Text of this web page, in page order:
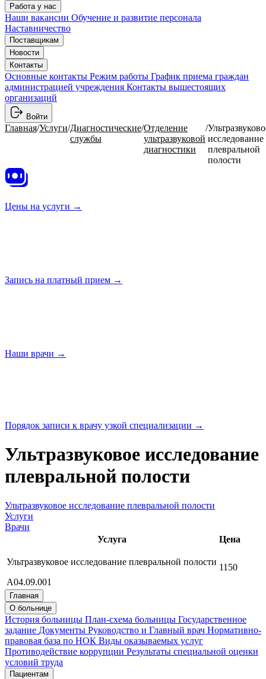
Работа у нас
Наши вакансии Обучение и развитие персонала
Наставничество
Поставщикам
Новости
Контакты
Основные контакты Режим работы График приема граждан
администрацией учреждения Контакты вышестоящих
организаций
Войти
Главная/Услуги/Диагностические
службы
/Отделение
ультразвуковой
диагностики
/
исследование
плевральной
полости
Цены на услуги →
Запись на платный прием →
Наши врачи →
Порядок записи к врачу узкой специализации →
Ультразвуковое исследование
плевральной полости
Ультразвуковое исследование плевральной полости
Услуги
Врачи
Услуга
Цена
Ультразвуковое исследование плевральной полости
А04.09.001
1150
Главная
О больнице
История больницы План-схема больницы Государственное
задание Документы Руководство и Главный врач Нормативно-
правовая база по НОК Виды оказываемых услуг
Противодействие коррупции Результаты специальной оценки
условий труда
Пациентам